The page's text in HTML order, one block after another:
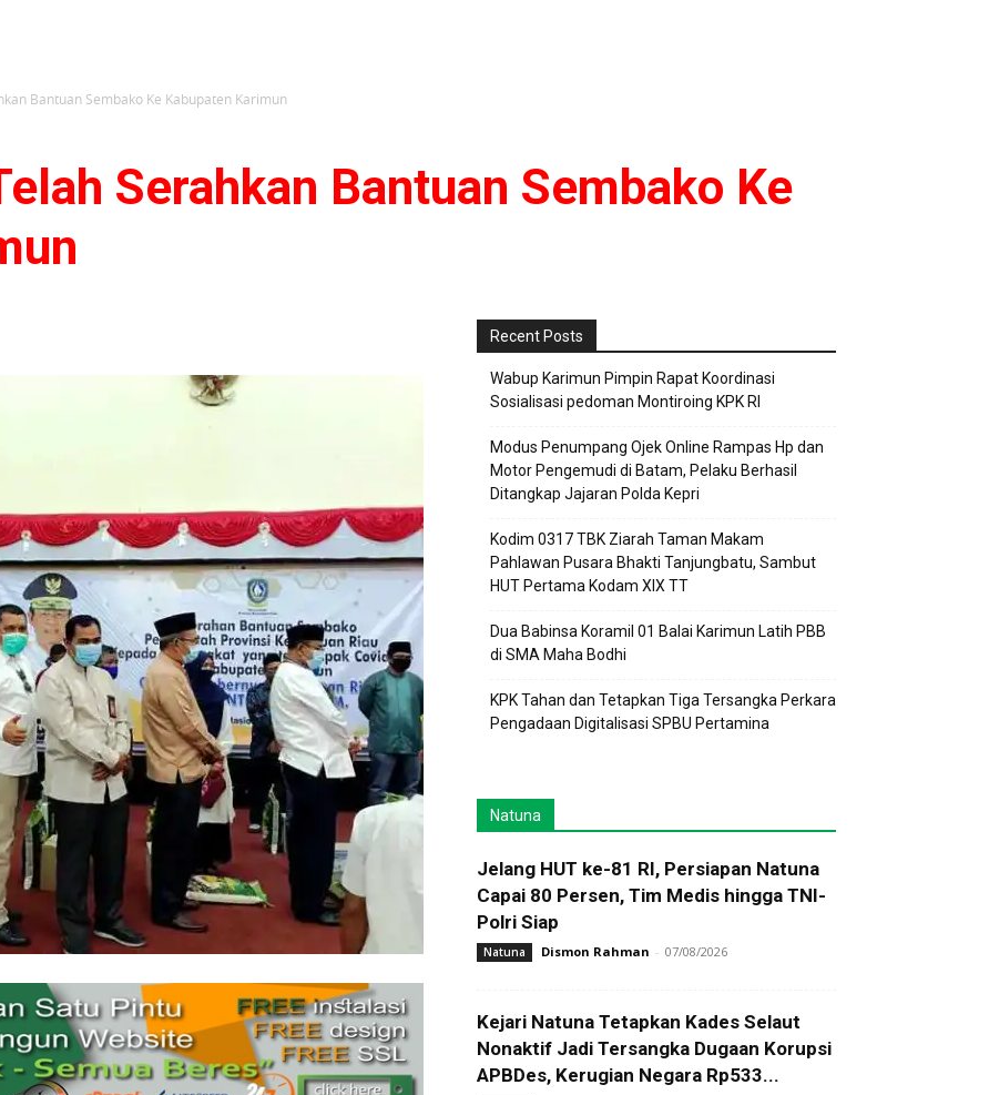
Bantuan Sembako Ke Kabupaten Karimun
Serahkan Bantuan Sembako Ke
Recent Posts
Wabup Karimun Pimpin Rapat Koordinasi
Sosialisasi pedoman Montiroing KPK RI
Modus Penumpang Ojek Online Rampas Hp dan
Motor Pengemudi di Batam, Pelaku Berhasil
Ditangkap Jajaran Polda Kepri
Kodim 0317 TBK Ziarah Taman Makam
Pahlawan Pusara Bhakti Tanjungbatu, Sambut
HUT Pertama Kodam XIX TT
Dua Babinsa Koramil 01 Balai Karimun Latih PBB
di SMA Maha Bodhi
KPK Tahan dan Tetapkan Tiga Tersangka Perkara
Pengadaan Digitalisasi SPBU Pertamina
Natuna
Jelang HUT ke-81 RI, Persiapan Natuna
Capai 80 Persen, Tim Medis hingga TNI-
Polri Siap
Natuna Dismon Rahman - 07/08/2026
Kejari Natuna Tetapkan Kades Selaut
Nonaktif Jadi Tersangka Dugaan Korupsi
APBDes, Kerugian Negara Rp533...